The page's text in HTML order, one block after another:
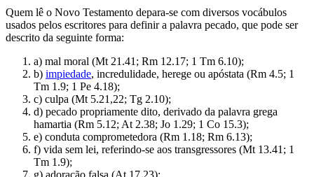
Quem lê o Novo Testamento depara-se com diversos vocábulos
usados pelos escritores para definir a palavra pecado, que pode ser
descrito da seguinte forma:
a) mal moral (Mt 21.41; Rm 12.17; 1 Tm 6.10);
b) impiedade, incredulidade, herege ou apóstata (Rm 4.5; 1
Tm 1.9; 1 Pe 4.18);
c) culpa (Mt 5.21,22; Tg 2.10);
d) pecado propriamente dito, derivado da palavra grega
hamartia (Rm 5.12; At 2.38; Jo 1.29; 1 Co 15.3);
e) conduta comprometedora (Rm 1.18; Rm 6.13);
f) vida sem lei, referindo-se aos transgressores (Mt 13.41; 1
Tm 1.9);
g) adoração falsa (At 17.23);